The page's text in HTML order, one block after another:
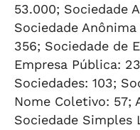
53.000; Sociedade
Sociedade
356; Sociedade de
Empresa Pública:
Sociedades: 103;
Nome Coletivo: 57;
Sociedade Simples